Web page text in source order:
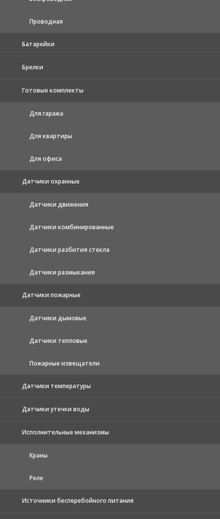
Проводная
Батарейки
Брелки
Готовые комплекты
Для гаража
Для квартиры
Для офиса
Датчики охранные
Датчики движения
Датчики комбинированные
Датчики разбития стекла
Датчики размыкания
Датчики пожарные
Датчики дымовые
Датчики тепловые
Пожарные извещатели
Датчики температуры
Датчики утечки воды
Исполнительные механизмы
Краны
Реле
Источники бесперебойного питания